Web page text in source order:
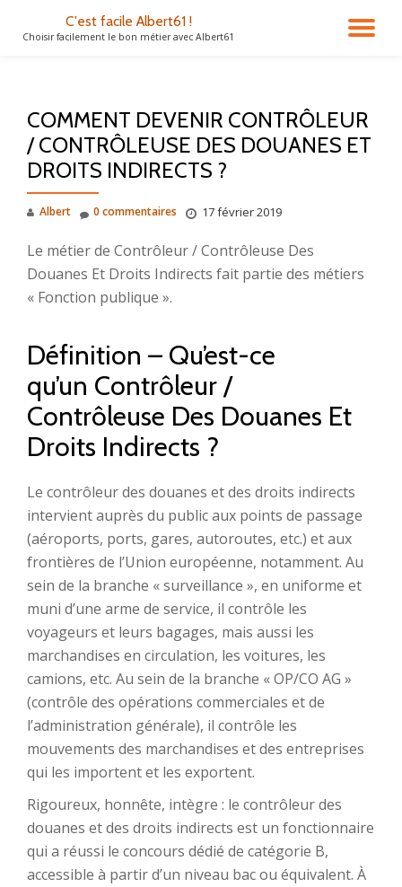
C'est facile Albert61 !
Choisir facilement le bon métier avec Albert61
COMMENT DEVENIR CONTRÔLEUR
/ CONTRÔLEUSE DES DOUANES ET
DROITS INDIRECTS ?
Albert 17 février 2019
0 commentaires
Le métier de Contrôleur / Contrôleuse Des
Douanes Et Droits Indirects fait partie des métiers
« Fonction publique ».
Définition – Qu’est-ce
qu’un Contrôleur /
Contrôleuse Des Douanes Et
Droits Indirects ?
Le contrôleur des douanes et des droits indirects
intervient auprès du public aux points de passage
(aéroports, ports, gares, autoroutes, etc.) et aux
frontières de l’Union européenne, notamment. Au
sein de la branche « surveillance », en uniforme et
muni d’une arme de service, il contrôle les
voyageurs et leurs bagages, mais aussi les
marchandises en circulation, les voitures, les
camions, etc. Au sein de la branche « OP/CO AG »
(contrôle des opérations commerciales et de
l’administration générale), il contrôle les
mouvements des marchandises et des entreprises
qui les importent et les exportent.
Rigoureux, honnête, intègre : le contrôleur des
douanes et des droits indirects est un fonctionnaire
qui a réussi le concours dédié de catégorie B,
accessible à partir d’un niveau bac ou équivalent. À